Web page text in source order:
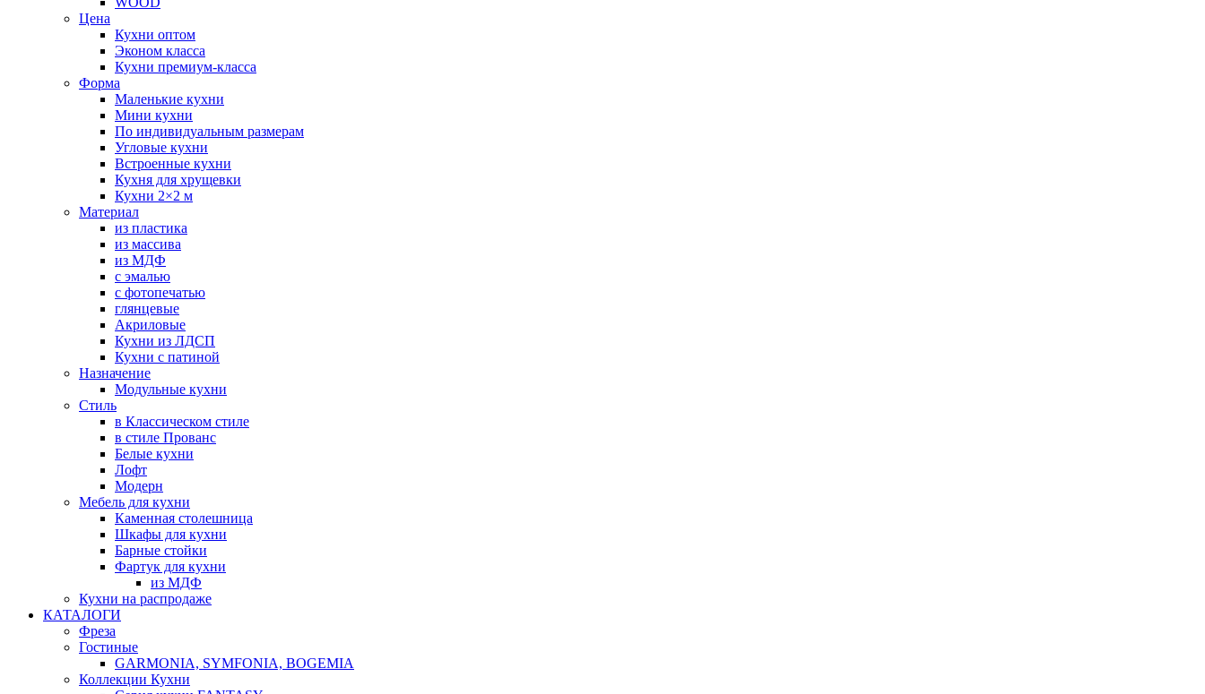
Цена
Кухни оптом
Эконом класса
Кухни премиум-класса
Форма
Маленькие кухни
Мини кухни
По индивидуальным размерам
Угловые кухни
Встроенные кухни
Кухня для хрущевки
Кухни 2×2 м
Материал
из пластика
из массива
из МДФ
с эмалью
с фотопечатью
глянцевые
Акриловые
Кухни из ЛДСП
Кухни с патиной
Назначение
Модульные кухни
Стиль
в Классическом стиле
в стиле Прованс
Белые кухни
Лофт
Модерн
Мебель для кухни
Каменная столешница
Шкафы для кухни
Барные стойки
Фартук для кухни
из МДФ
Кухни на распродаже
КАТАЛОГИ
Фреза
Гостиные
GARMONIA, SYMFONIA, BOGEMIA
Коллекции Кухни